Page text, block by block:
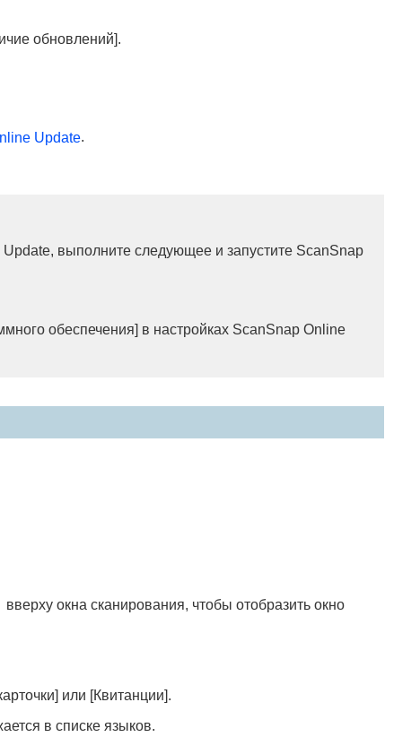
обновлений].
Update.
выполните следующее и запустите ScanSnap
обеспечения] в настройках ScanSnap Online
вверху окна сканирования, чтобы отобразить окно
или [Квитанции].
в списке языков.